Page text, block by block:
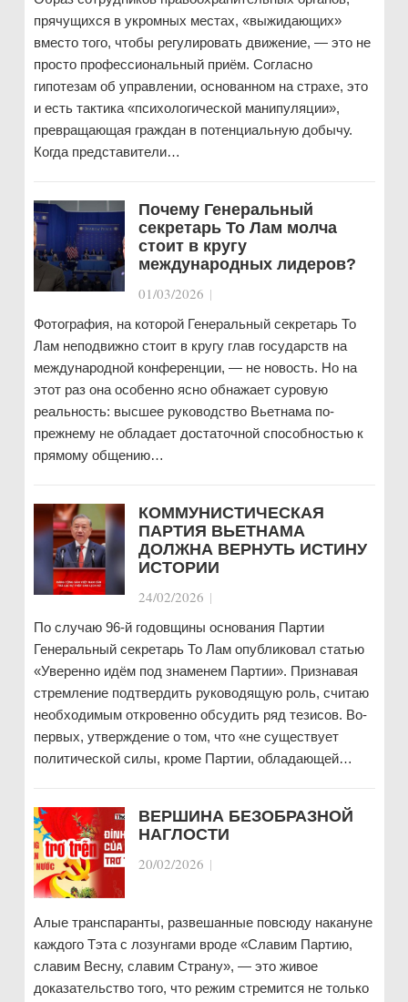
прячущихся в укромных местах, «выжидающих»
вместо того, чтобы регулировать движение, — это не
просто профессиональный приём. Согласно
гипотезам об управлении, основанном на страхе, это
и есть тактика «психологической манипуляции»,
превращающая граждан в потенциальную добычу.
Когда представители…
Почему Генеральный
секретарь То Лам молча
стоит в кругу
международных лидеров?
01/03/2026 |
Фотография, на которой Генеральный секретарь То
Лам неподвижно стоит в кругу глав государств на
международной конференции, — не новость. Но на
этот раз она особенно ясно обнажает суровую
реальность: высшее руководство Вьетнама по-
прежнему не обладает достаточной способностью к
прямому общению…
КОММУНИСТИЧЕСКАЯ
ПАРТИЯ ВЬЕТНАМА
ДОЛЖНА ВЕРНУТЬ ИСТИНУ
ИСТОРИИ
24/02/2026 |
По случаю 96-й годовщины основания Партии
Генеральный секретарь То Лам опубликовал статью
«Уверенно идём под знаменем Партии». Признавая
стремление подтвердить руководящую роль, считаю
необходимым откровенно обсудить ряд тезисов. Во-
первых, утверждение о том, что «не существует
политической силы, кроме Партии, обладающей…
ВЕРШИНА БЕЗОБРАЗНОЙ
НАГЛОСТИ
20/02/2026 |
Алые транспаранты, развешанные повсюду накануне
каждого Тэта с лозунгами вроде «Славим Партию,
славим Весну, славим Страну», — это живое
доказательство того, что режим стремится не только